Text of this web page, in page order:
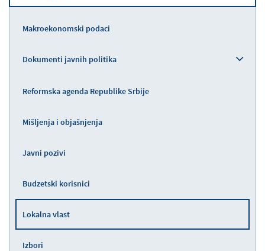
Makroekonomski podaci
Dokumenti javnih politika
Reformska agenda Republike Srbije
Mišljenja i objašnjenja
Javni pozivi
Budzetski korisnici
Lokalna vlast
Izbori